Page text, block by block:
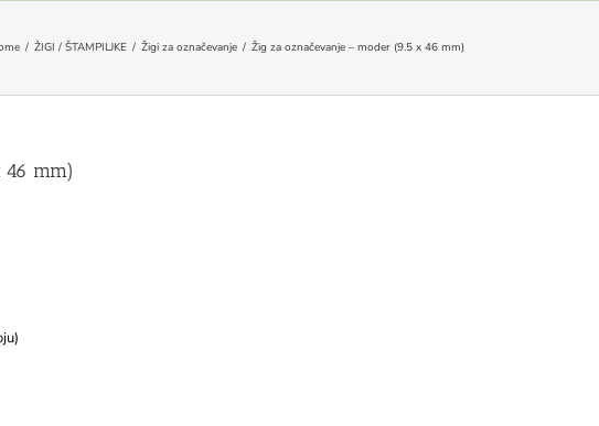
ŽIGI / ŠTAMPILJKE Žigi za označevanje Žig za označevanje – moder (9.5 x 46 mm)
46 mm)